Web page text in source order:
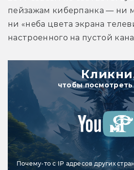
пейзажам киберпанка — ни
ни «неба цвета экрана
настроенного на пустой
чтобы
Почему-то с IP адресов других